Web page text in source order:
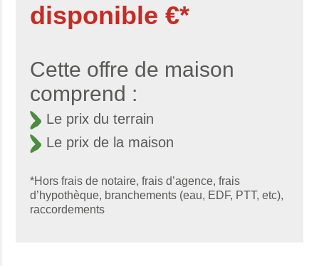
disponible €*
Cette offre de maison
comprend :
Le prix du terrain
Le prix de la maison
*Hors frais de notaire, frais d’agence, frais
d’hypothèque, branchements (eau, EDF, PTT, etc),
raccordements